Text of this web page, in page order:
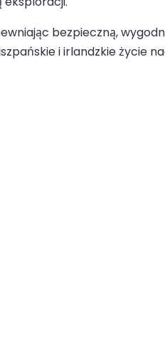
bezpieczną,
i irlandzkie życie